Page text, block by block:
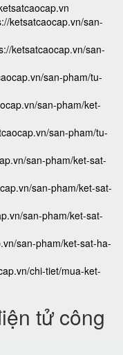
ketsatcaocap.vn/san-
ketsatcaocap.vn/san-
san-pham/tu-
san-pham/ket-
san-pham/tu-
san-pham/ket-sat-
san-pham/ket-sat-
san-pham/ket-sat-
san-pham/ket-sat-ha-
chi-tiet/mua-ket-
tử công